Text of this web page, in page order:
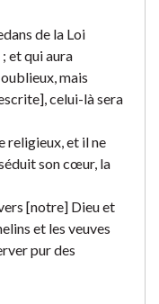
de la Loi
et qui aura
mais
celui-là sera
religieux, et il ne
son cœur, la
[notre] Dieu et
et les veuves
pur des